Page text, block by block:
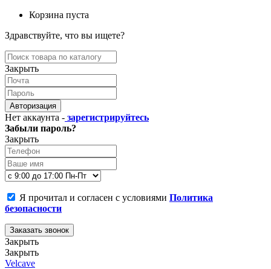
Корзина пуста
Здравствуйте, что вы ищете?
Закрыть
Авторизация
Нет аккаунта - зарегистрируйтесь
Забыли пароль?
Закрыть
Я прочитал и согласен с условиями Политика
безопасности
Заказать звонок
Закрыть
Закрыть
Velcave